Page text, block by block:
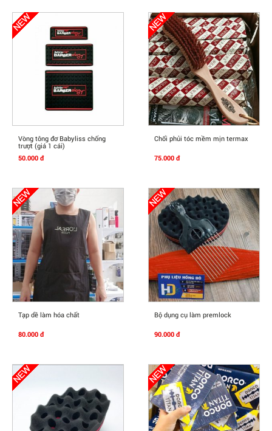
Mua Ngay
Vòng tông đơ Babyliss chống
trượt (giá 1 cái)
50.000 đ
Mua Ngay
Chổi phủi tóc mềm mịn termax
75.000 đ
Mua Ngay
Tạp dề làm hóa chất
80.000 đ
Mua Ngay
Bộ dụng cụ làm premlock
90.000 đ